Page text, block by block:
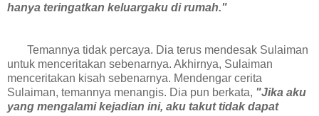
hanya teringatkan keluargaku di rumah."
Temannya tidak percaya. Dia terus mendesak Sulaiman
untuk menceritakan sebenarnya. Akhirnya, Sulaiman
menceritakan kisah sebenarnya. Mendengar cerita
Sulaiman, temannya menangis. Dia pun berkata, "Jika aku
yang mengalami kejadian ini, aku takut tidak dapat